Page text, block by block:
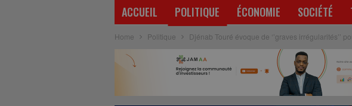
ACCUEIL POLITIQUE ÉCONOMIE SOCIÉTÉ
Home Politique Djénab Touré évoque de ‘’graves irrégularités’’